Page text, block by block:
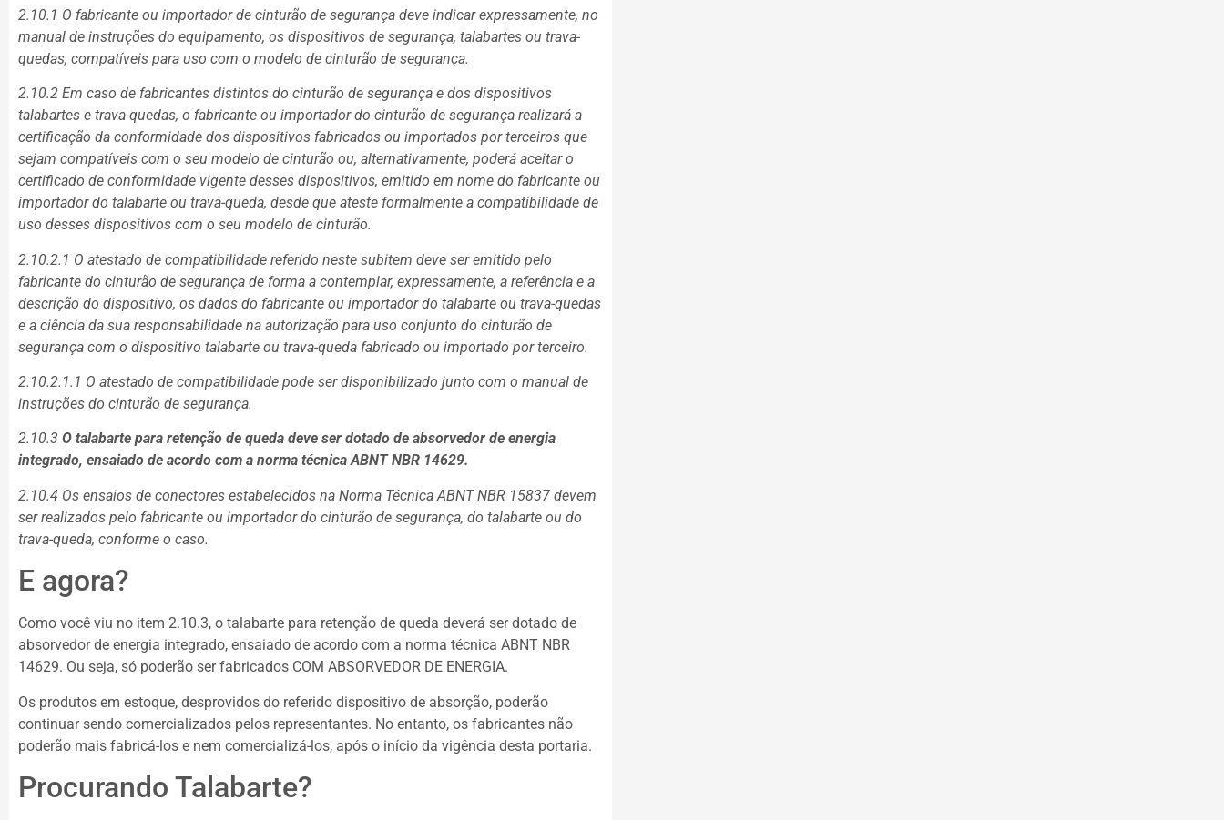
2.10.1 O fabricante ou importador de cinturão de segurança deve indicar expressamente, no
manual de instruções do equipamento, os dispositivos de segurança, talabartes ou trava-
quedas, compatíveis para uso com o modelo de cinturão de segurança.
2.10.2 Em caso de fabricantes distintos do cinturão de segurança e dos dispositivos
talabartes e trava-quedas, o fabricante ou importador do cinturão de segurança realizará a
certificação da conformidade dos dispositivos fabricados ou importados por terceiros que
sejam compatíveis com o seu modelo de cinturão ou, alternativamente, poderá aceitar o
certificado de conformidade vigente desses dispositivos, emitido em nome do fabricante ou
importador do talabarte ou trava-queda, desde que ateste formalmente a compatibilidade de
uso desses dispositivos com o seu modelo de cinturão.
2.10.2.1 O atestado de compatibilidade referido neste subitem deve ser emitido pelo
fabricante do cinturão de segurança de forma a contemplar, expressamente, a referência e a
descrição do dispositivo, os dados do fabricante ou importador do talabarte ou trava-quedas
e a ciência da sua responsabilidade na autorização para uso conjunto do cinturão de
segurança com o dispositivo talabarte ou trava-queda fabricado ou importado por terceiro.
2.10.2.1.1 O atestado de compatibilidade pode ser disponibilizado junto com o manual de
instruções do cinturão de segurança.
2.10.3 O talabarte para retenção de queda deve ser dotado de absorvedor de energia
integrado, ensaiado de acordo com a norma técnica ABNT NBR 14629.
2.10.4 Os ensaios de conectores estabelecidos na Norma Técnica ABNT NBR 15837 devem
ser realizados pelo fabricante ou importador do cinturão de segurança, do talabarte ou do
trava-queda, conforme o caso.
E agora?
Como você viu no item 2.10.3, o talabarte para retenção de queda deverá ser dotado de
absorvedor de energia integrado, ensaiado de acordo com a norma técnica ABNT NBR
14629. Ou seja, só poderão ser fabricados COM ABSORVEDOR DE ENERGIA.
Os produtos em estoque, desprovidos do referido dispositivo de absorção, poderão
continuar sendo comercializados pelos representantes. No entanto, os fabricantes não
poderão mais fabricá-los e nem comercializá-los, após o início da vigência desta portaria.
Procurando Talabarte?